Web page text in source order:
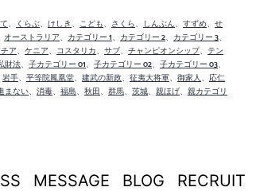
、 くらぶ、 けしき 、 こども、 さくら、 しんぶん、 すずめ、 せ
オーストラリア、 カテゴリー 1、 カテゴリー 2、 カテゴリー 3、
ア、 ケニア、 コスタリカ、 サブ、 チャンピオンシップ、 テン
財法、 子カテゴリー 01、 子カテゴリー 02、 子カテゴリー 03、
岩手、 平等院鳳凰堂、 建武の新政、 征夷大将軍、 御家人 、 応仁
まない、 消毒、 福島、 秋田、 群馬、 茨城、 親ほげ、 親カテゴリ
MESSAGE BLOG RECRUIT